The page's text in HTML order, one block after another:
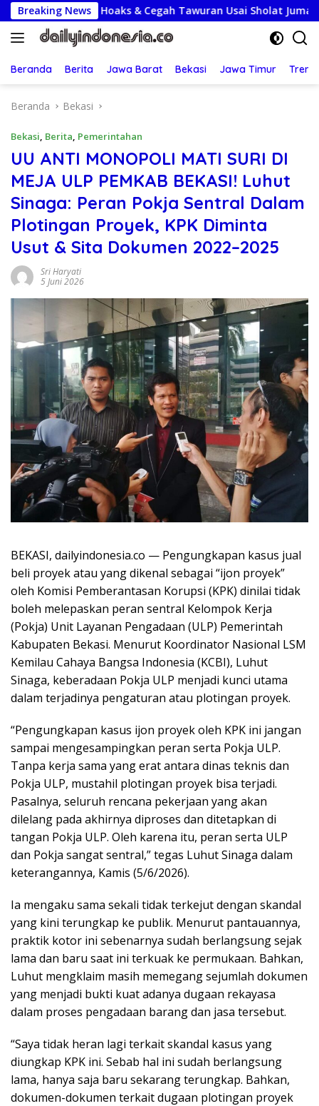
Langsung
ke
konten
Breaking News
Hoaks & Cegah Tawuran Usai Sholat Jumat Lepas
Beranda Berita Jawa Barat Bekasi Jawa Timur
Beranda Bekasi
Bekasi, Berita, Pemerintahan
UU ANTI MONOPOLI MATI SURI DI
MEJA ULP PEMKAB BEKASI! Luhut
Sinaga: Peran Pokja Sentral Dalam
Plotingan Proyek, KPK Diminta
Usut & Sita Dokumen 2022–2025
Sri Haryati
5 Juni 2026
BEKASI, dailyindonesia.co — Pengungkapan kasus jual
beli proyek atau yang dikenal sebagai “ijon proyek”
oleh Komisi Pemberantasan Korupsi (KPK) dinilai tidak
boleh melepaskan peran sentral Kelompok Kerja
(Pokja) Unit Layanan Pengadaan (ULP) Pemerintah
Kabupaten Bekasi. Menurut Koordinator Nasional LSM
Kemilau Cahaya Bangsa Indonesia (KCBI), Luhut
Sinaga, keberadaan Pokja ULP menjadi kunci utama
dalam terjadinya pengaturan atau plotingan proyek.
“Pengungkapan kasus ijon proyek oleh KPK ini jangan
sampai mengesampingkan peran serta Pokja ULP.
Tanpa kerja sama yang erat antara dinas teknis dan
Pokja ULP, mustahil plotingan proyek bisa terjadi.
Pasalnya, seluruh rencana pekerjaan yang akan
dilelang pada akhirnya diproses dan ditetapkan di
tangan Pokja ULP. Oleh karena itu, peran serta ULP
dan Pokja sangat sentral,” tegas Luhut Sinaga dalam
keterangannya, Kamis (5/6/2026).
Ia mengaku sama sekali tidak terkejut dengan skandal
yang kini terungkap ke publik. Menurut pantauannya,
praktik kotor ini sebenarnya sudah berlangsung sejak
lama dan baru saat ini terkuak ke permukaan. Bahkan,
Luhut mengklaim masih memegang sejumlah dokumen
yang menjadi bukti kuat adanya dugaan rekayasa
dalam proses pengadaan barang dan jasa tersebut.
“Saya tidak heran lagi terkait skandal kasus yang
diungkap KPK ini. Sebab hal ini sudah berlangsung
lama, hanya saja baru sekarang terungkap. Bahkan,
dokumen-dokumen terkait dugaan plotingan proyek